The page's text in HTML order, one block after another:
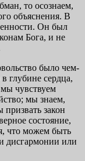
то осознаем,
объяснения. В
Он был
Бога, и не
было чем-
глубине сердца,
мы чувствуем
мы знаем,
закон
состояние,
что можем быть
дисгармонии или